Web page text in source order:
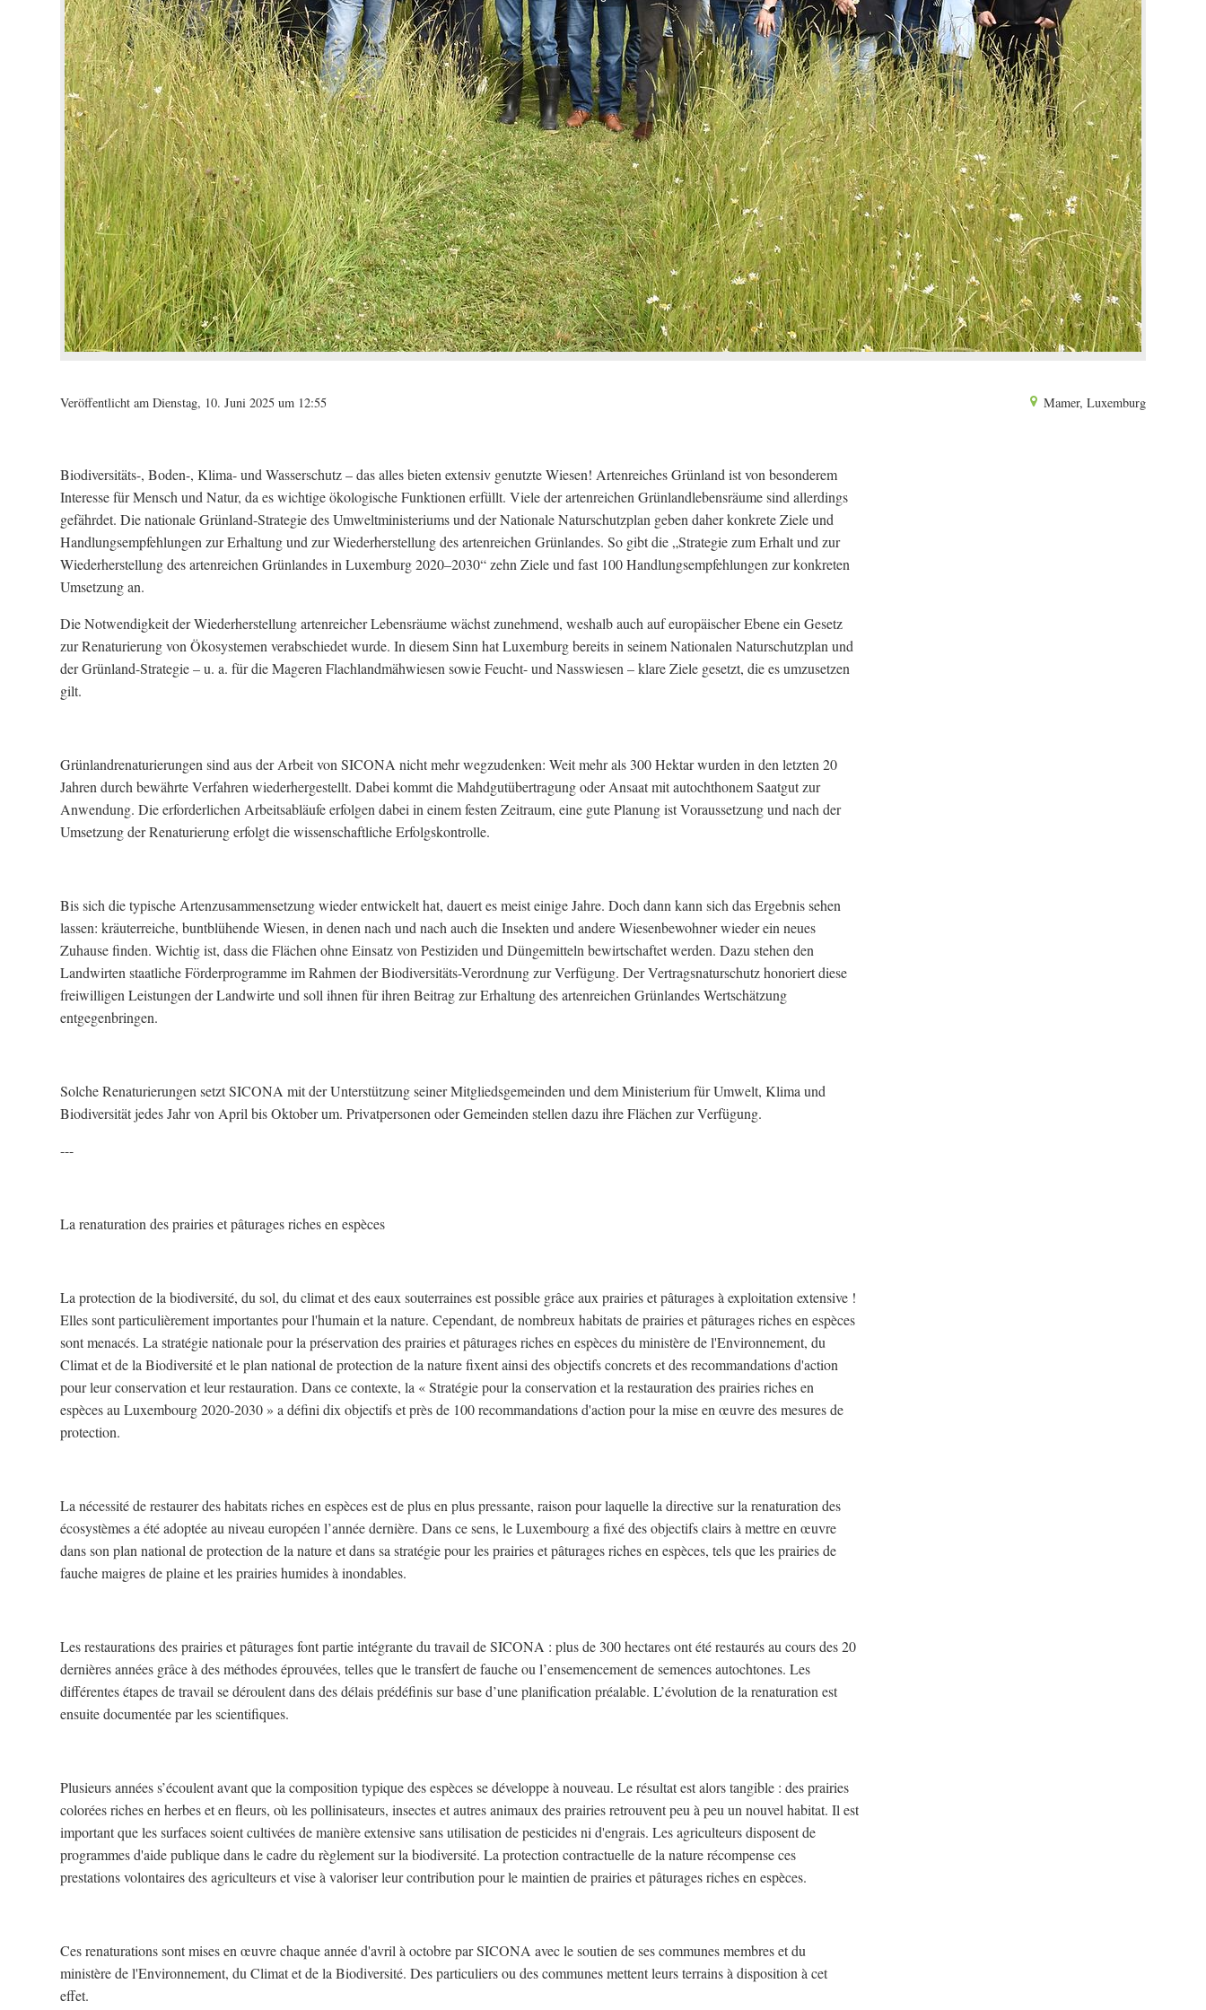
Veröffentlicht am Dienstag, 10. Juni 2025 um 12:55 Mamer, Luxemburg
Biodiversitäts-, Boden-, Klima- und Wasserschutz – das alles bieten extensiv genutzte Wiesen! Artenreiches Grünland ist von besonderem
Interesse für Mensch und Natur, da es wichtige ökologische Funktionen erfüllt. Viele der artenreichen Grünlandlebensräume sind allerdings
gefährdet. Die nationale Grünland-Strategie des Umweltministeriums und der Nationale Naturschutzplan geben daher konkrete Ziele und
Handlungsempfehlungen zur Erhaltung und zur Wiederherstellung des artenreichen Grünlandes. So gibt die „Strategie zum Erhalt und zur
Wiederherstellung des artenreichen Grünlandes in Luxemburg 2020–2030“ zehn Ziele und fast 100 Handlungsempfehlungen zur konkreten
Umsetzung an.
Die Notwendigkeit der Wiederherstellung artenreicher Lebensräume wächst zunehmend, weshalb auch auf europäischer Ebene ein Gesetz
zur Renaturierung von Ökosystemen verabschiedet wurde. In diesem Sinn hat Luxemburg bereits in seinem Nationalen Naturschutzplan und
der Grünland-Strategie – u. a. für die Mageren Flachlandmähwiesen sowie Feucht- und Nasswiesen – klare Ziele gesetzt, die es umzusetzen
gilt.
Grünlandrenaturierungen sind aus der Arbeit von SICONA nicht mehr wegzudenken: Weit mehr als 300 Hektar wurden in den letzten 20
Jahren durch bewährte Verfahren wiederhergestellt. Dabei kommt die Mahdgutübertragung oder Ansaat mit autochthonem Saatgut zur
Anwendung. Die erforderlichen Arbeitsabläufe erfolgen dabei in einem festen Zeitraum, eine gute Planung ist Voraussetzung und nach der
Umsetzung der Renaturierung erfolgt die wissenschaftliche Erfolgskontrolle.
Bis sich die typische Artenzusammensetzung wieder entwickelt hat, dauert es meist einige Jahre. Doch dann kann sich das Ergebnis sehen
lassen: kräuterreiche, buntblühende Wiesen, in denen nach und nach auch die Insekten und andere Wiesenbewohner wieder ein neues
Zuhause finden. Wichtig ist, dass die Flächen ohne Einsatz von Pestiziden und Düngemitteln bewirtschaftet werden. Dazu stehen den
Landwirten staatliche Förderprogramme im Rahmen der Biodiversitäts-Verordnung zur Verfügung. Der Vertragsnaturschutz honoriert diese
freiwilligen Leistungen der Landwirte und soll ihnen für ihren Beitrag zur Erhaltung des artenreichen Grünlandes Wertschätzung
entgegenbringen.
Solche Renaturierungen setzt SICONA mit der Unterstützung seiner Mitgliedsgemeinden und dem Ministerium für Umwelt, Klima und
Biodiversität jedes Jahr von April bis Oktober um. Privatpersonen oder Gemeinden stellen dazu ihre Flächen zur Verfügung.
---
La renaturation des prairies et pâturages riches en espèces
La protection de la biodiversité, du sol, du climat et des eaux souterraines est possible grâce aux prairies et pâturages à exploitation extensive !
Elles sont particulièrement importantes pour l'humain et la nature. Cependant, de nombreux habitats de prairies et pâturages riches en espèces
sont menacés. La stratégie nationale pour la préservation des prairies et pâturages riches en espèces du ministère de l'Environnement, du
Climat et de la Biodiversité et le plan national de protection de la nature fixent ainsi des objectifs concrets et des recommandations d'action
pour leur conservation et leur restauration. Dans ce contexte, la « Stratégie pour la conservation et la restauration des prairies riches en
espèces au Luxembourg 2020-2030 » a défini dix objectifs et près de 100 recommandations d'action pour la mise en œuvre des mesures de
protection.
La nécessité de restaurer des habitats riches en espèces est de plus en plus pressante, raison pour laquelle la directive sur la renaturation des
écosystèmes a été adoptée au niveau européen l’année dernière. Dans ce sens, le Luxembourg a fixé des objectifs clairs à mettre en œuvre
dans son plan national de protection de la nature et dans sa stratégie pour les prairies et pâturages riches en espèces, tels que les prairies de
fauche maigres de plaine et les prairies humides à inondables.
Les restaurations des prairies et pâturages font partie intégrante du travail de SICONA : plus de 300 hectares ont été restaurés au cours des 20
dernières années grâce à des méthodes éprouvées, telles que le transfert de fauche ou l’ensemencement de semences autochtones. Les
différentes étapes de travail se déroulent dans des délais prédéfinis sur base d’une planification préalable. L’évolution de la renaturation est
ensuite documentée par les scientifiques.
Plusieurs années s’écoulent avant que la composition typique des espèces se développe à nouveau. Le résultat est alors tangible : des prairies
colorées riches en herbes et en fleurs, où les pollinisateurs, insectes et autres animaux des prairies retrouvent peu à peu un nouvel habitat. Il est
important que les surfaces soient cultivées de manière extensive sans utilisation de pesticides ni d'engrais. Les agriculteurs disposent de
programmes d'aide publique dans le cadre du règlement sur la biodiversité. La protection contractuelle de la nature récompense ces
prestations volontaires des agriculteurs et vise à valoriser leur contribution pour le maintien de prairies et pâturages riches en espèces.
Ces renaturations sont mises en œuvre chaque année d'avril à octobre par SICONA avec le soutien de ses communes membres et du
ministère de l'Environnement, du Climat et de la Biodiversité. Des particuliers ou des communes mettent leurs terrains à disposition à cet
effet.